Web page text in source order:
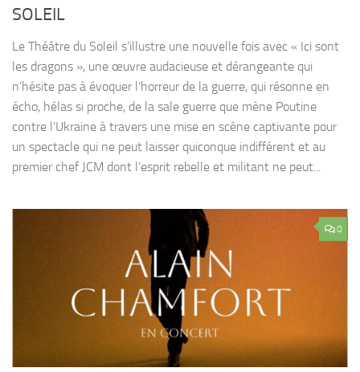
SOLEIL
Le Théâtre du Soleil s’illustre une nouvelle fois avec « Ici sont
les dragons », une œuvre audacieuse et dérangeante qui
n’hésite pas à évoquer l’horreur de la guerre, qui résonne en
écho, hélas si proche, de la sale guerre que mène Poutine
contre l’Ukraine à travers une mise en scène captivante pour
un spectacle qui ne peut laisser quiconque indifférent et au
premier chef JCM dont l’esprit rebelle et militant ne peut...
0